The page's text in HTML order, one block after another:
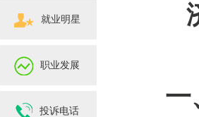
就业明星
职业发展
投诉电话
一